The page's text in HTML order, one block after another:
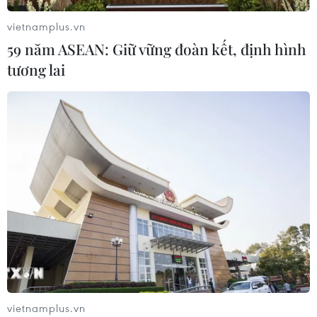
hợp ngăn chặn dịch Ebola
19/07/2026 01:03
Điều gì tạo nên niềm tin khi lựa chọn
dinh dưỡng đầu đời cho trẻ?
18/07/2026 01:00
Phân bổ ngân sách chăm sóc sức
khỏe và dân số: Ưu tiên các địa bàn
khó khăn
17/07/2026 22:30
Đà Nẵng tổ chức Lễ hội Sâm Ngọc
vietnamplus.vn
59 năm ASEAN: Giữ vững đoàn kết, định hình
tương lai
vietnamplus.vn